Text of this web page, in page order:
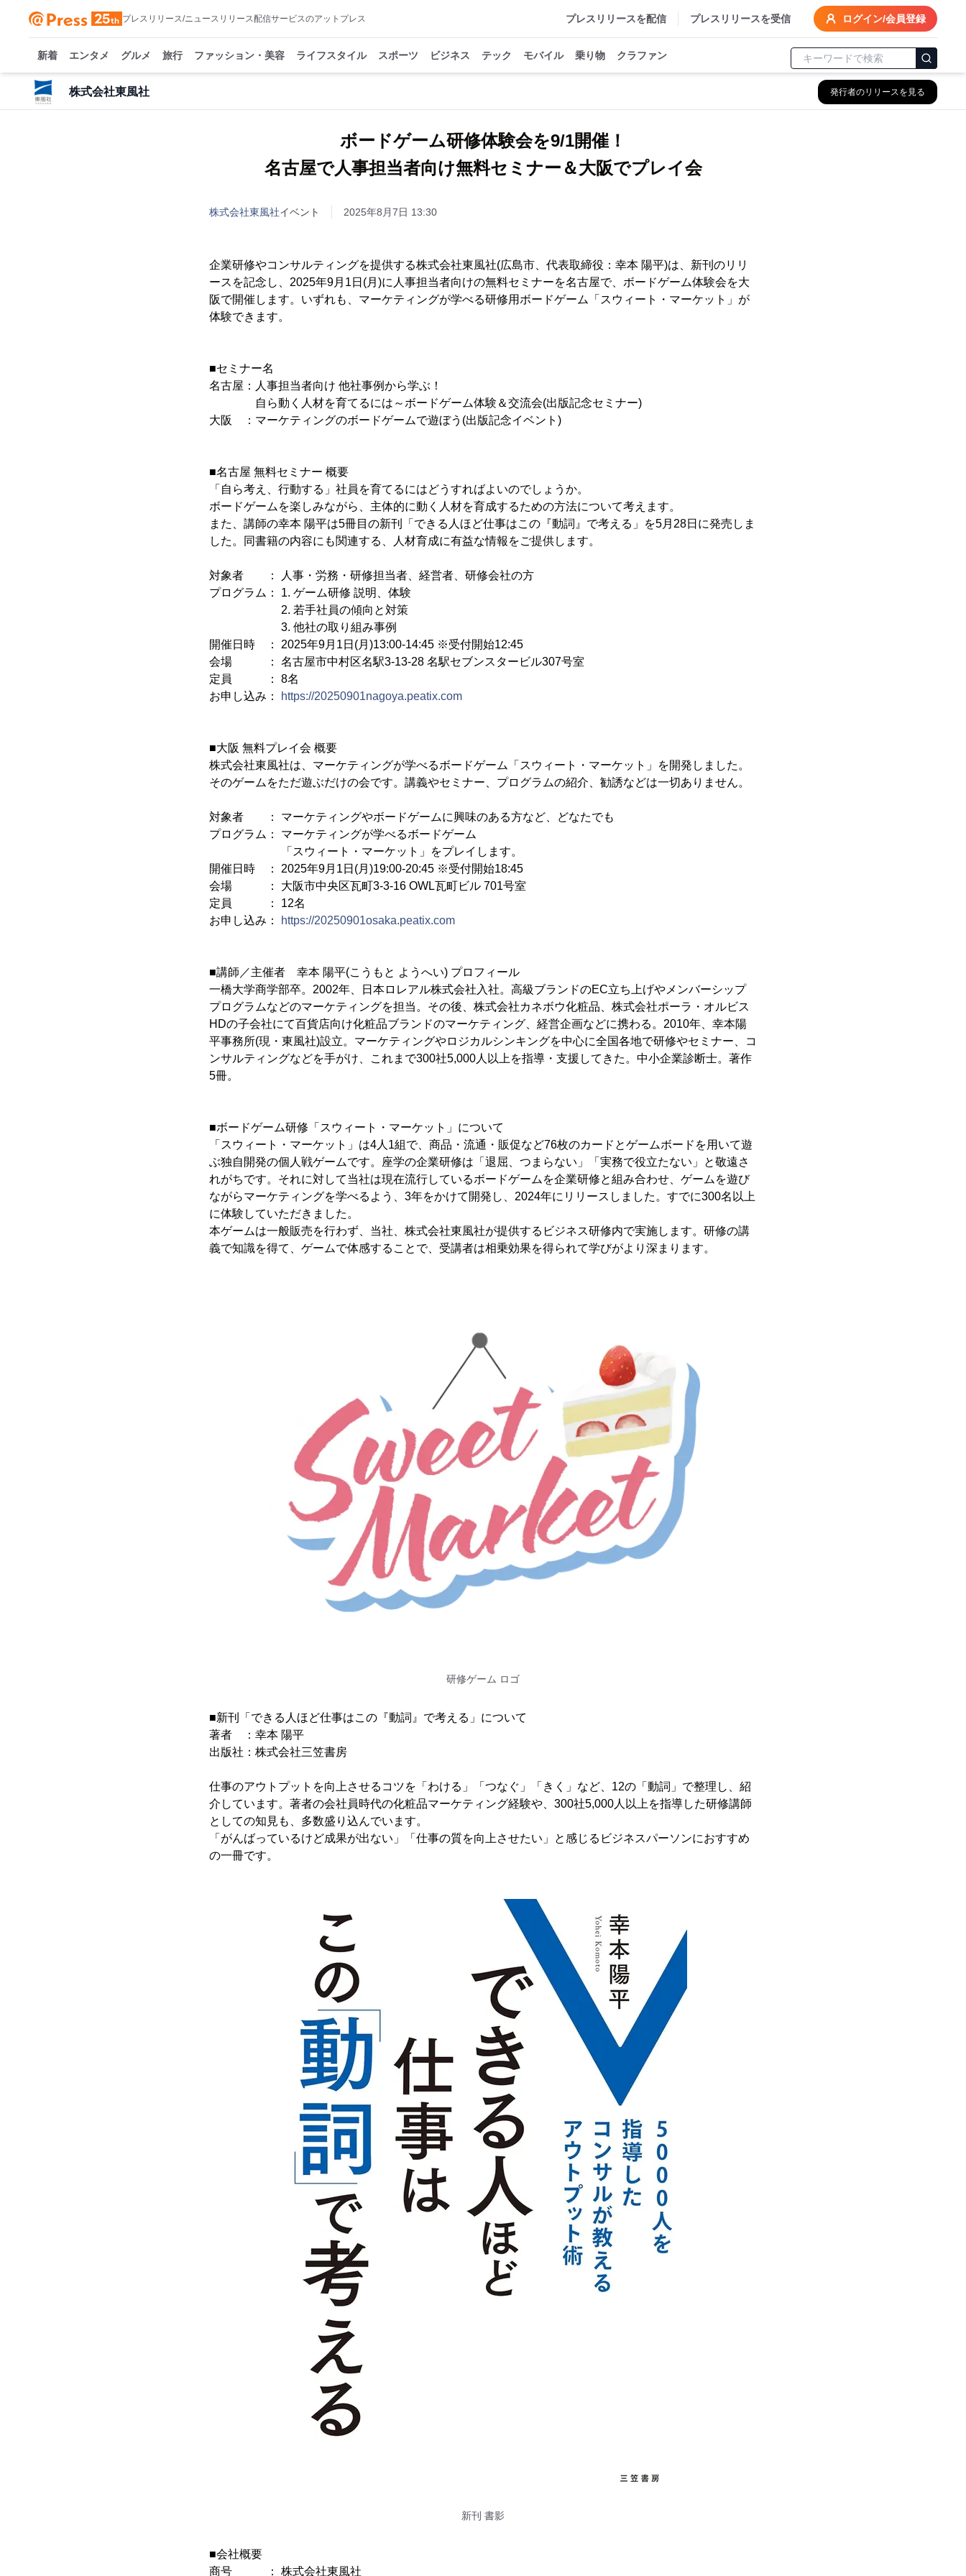
プレスリリース/ニュースリリース配信サービスのアットプレス プレスリリースを配信 プレスリリースを受信 ログイン/会員登録
新着 エンタメ グルメ 旅行 ファッション・美容 ライフスタイル スポーツ ビジネス テック モバイル 乗り物 クラファン
株式会社東風社 発行者のリリースを見る
ボードゲーム研修体験会を9/1開催！
名古屋で人事担当者向け無料セミナー＆大阪でプレイ会
株式会社東風社イベント 2025年8月7日 13:30
企業研修やコンサルティングを提供する株式会社東風社(広島市、代表取締役：幸本 陽平)は、新刊のリリ
ースを記念し、2025年9月1日(月)に人事担当者向けの無料セミナーを名古屋で、ボードゲーム体験会を大
阪で開催します。いずれも、マーケティングが学べる研修用ボードゲーム「スウィート・マーケット」が
体験できます。
■セミナー名
名古屋：人事担当者向け 他社事例から学ぶ！
自ら動く人材を育てるには～ボードゲーム体験＆交流会(出版記念セミナー)
大阪 ：マーケティングのボードゲームで遊ぼう(出版記念イベント)
■名古屋 無料セミナー 概要
「自ら考え、行動する」社員を育てるにはどうすればよいのでしょうか。
ボードゲームを楽しみながら、主体的に動く人材を育成するための方法について考えます。
また、講師の幸本 陽平は5冊目の新刊「できる人ほど仕事はこの『動詞』で考える」を5月28日に発売しま
した。同書籍の内容にも関連する、人材育成に有益な情報をご提供します。
対象者 ： 人事・労務・研修担当者、経営者、研修会社の方
プログラム： 1. ゲーム研修 説明、体験
2. 若手社員の傾向と対策
3. 他社の取り組み事例
開催日時 ： 2025年9月1日(月)13:00-14:45 ※受付開始12:45
会場 ： 名古屋市中村区名駅3-13-28 名駅セブンスタービル307号室
定員 ： 8名
お申し込み：
https://20250901nagoya.peatix.com
■大阪 無料プレイ会 概要
株式会社東風社は、マーケティングが学べるボードゲーム「スウィート・マーケット」を開発しました。
そのゲームをただ遊ぶだけの会です。講義やセミナー、プログラムの紹介、勧誘などは一切ありません。
対象者 ： マーケティングやボードゲームに興味のある方など、どなたでも
プログラム： マーケティングが学べるボードゲーム
「スウィート・マーケット」をプレイします。
開催日時 ： 2025年9月1日(月)19:00-20:45 ※受付開始18:45
会場 ： 大阪市中央区瓦町3-3-16 OWL瓦町ビル 701号室
定員 ： 12名
お申し込み：
https://20250901osaka.peatix.com
■講師／主催者 幸本 陽平(こうもと ようへい) プロフィール
一橋大学商学部卒。2002年、日本ロレアル株式会社入社。高級ブランドのEC立ち上げやメンバーシップ
プログラムなどのマーケティングを担当。その後、株式会社カネボウ化粧品、株式会社ポーラ・オルビス
HDの子会社にて百貨店向け化粧品ブランドのマーケティング、経営企画などに携わる。2010年、幸本陽
平事務所(現・東風社)設立。マーケティングやロジカルシンキングを中心に全国各地で研修やセミナー、コ
ンサルティングなどを手がけ、これまで300社5,000人以上を指導・支援してきた。中小企業診断士。著作
5冊。
■ボードゲーム研修「スウィート・マーケット」について
「スウィート・マーケット」は4人1組で、商品・流通・販促など76枚のカードとゲームボードを用いて遊
ぶ独自開発の個人戦ゲームです。座学の企業研修は「退屈、つまらない」「実務で役立たない」と敬遠さ
れがちです。それに対して当社は現在流行しているボードゲームを企業研修と組み合わせ、ゲームを遊び
ながらマーケティングを学べるよう、3年をかけて開発し、2024年にリリースしました。すでに300名以上
に体験していただきました。
本ゲームは一般販売を行わず、当社、株式会社東風社が提供するビジネス研修内で実施します。研修の講
義で知識を得て、ゲームで体感することで、受講者は相乗効果を得られて学びがより深まります。
研修ゲーム ロゴ
■新刊「できる人ほど仕事はこの『動詞』で考える」について
著者 ：幸本 陽平
出版社：株式会社三笠書房
仕事のアウトプットを向上させるコツを「わける」「つなぐ」「きく」など、12の「動詞」で整理し、紹
介しています。著者の会社員時代の化粧品マーケティング経験や、300社5,000人以上を指導した研修講師
としての知見も、多数盛り込んでいます。
「がんばっているけど成果が出ない」「仕事の質を向上させたい」と感じるビジネスパーソンにおすすめ
の一冊です。
新刊 書影
■会社概要
商号 ： 株式会社東風社